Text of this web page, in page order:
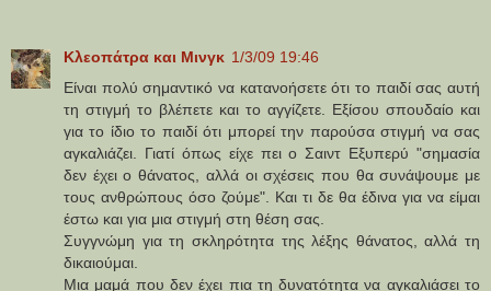
Κλεοπάτρα και Μινγκ 1/3/09 19:46
Είναι πολύ σημαντικό να κατανοήσετε ότι το παιδί σας αυτή
τη στιγμή το βλέπετε και το αγγίζετε. Εξίσου σπουδαίο και
για το ίδιο το παιδί ότι μπορεί την παρούσα στιγμή να σας
αγκαλιάζει. Γιατί όπως είχε πει ο Σαιντ Εξυπερύ "σημασία
δεν έχει ο θάνατος, αλλά οι σχέσεις που θα συνάψουμε με
τους ανθρώπους όσο ζούμε". Και τι δε θα έδινα για να είμαι
έστω και για μια στιγμή στη θέση σας.
Συγγνώμη για τη σκληρότητα της λέξης θάνατος, αλλά τη
δικαιούμαι.
Μια μαμά που δεν έχει πια τη δυνατότητα να αγκαλιάσει το